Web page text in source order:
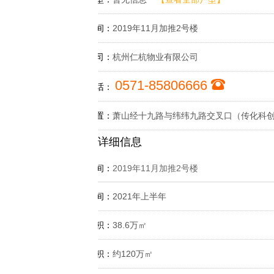
开盘时间： 2019年11月加推2号楼
物业公司： 杭州仁杭物业有限公司
咨询电话： 0571-85806666
楼盘位置： 萧山经十九路与纬纬九路交叉口（传化科
详细信息
开盘时间： 2019年11月加推2号楼
交付时间： 2021年上半年
占地面积： 38.6万㎡
建筑面积： 约120万㎡